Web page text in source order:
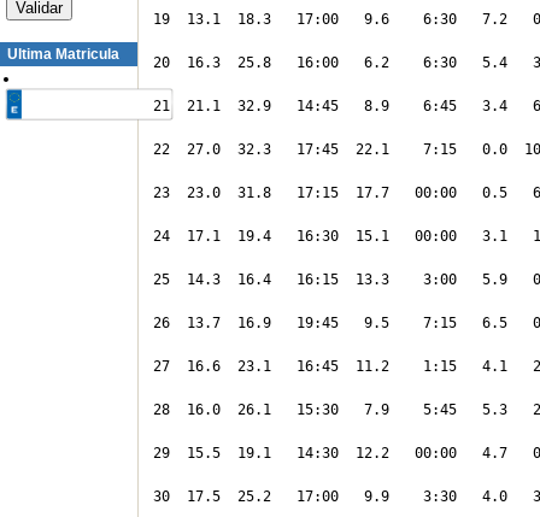
Ultima Matricula
19  13.1  18.3   17:00   9.6    6:30   7.2
20  16.3  25.8   16:00   6.2    6:30   5.4
21  21.1  32.9   14:45   8.9    6:45   3.4
22  27.0  32.3   17:45  22.1    7:15   0.0
23  23.0  31.8   17:15  17.7   00:00   0.5
24  17.1  19.4   16:30  15.1   00:00   3.1
25  14.3  16.4   16:15  13.3    3:00   5.9
26  13.7  16.9   19:45   9.5    7:15   6.5
27  16.6  23.1   16:45  11.2    1:15   4.1
28  16.0  26.1   15:30   7.9    5:45   5.3
29  15.5  19.1   14:30  12.2   00:00   4.7
30  17.5  25.2   17:00   9.9    3:30   4.0